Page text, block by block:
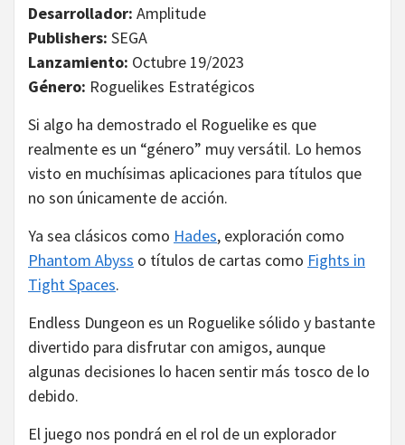
Desarrollador: Amplitude
Publishers: SEGA
Lanzamiento: Octubre 19/2023
Género: Roguelikes Estratégicos
Si algo ha demostrado el Roguelike es que
realmente es un “género” muy versátil. Lo hemos
visto en muchísimas aplicaciones para títulos que
no son únicamente de acción.
Ya sea clásicos como Hades, exploración como
Phantom Abyss o títulos de cartas como Fights in
Tight Spaces.
Endless Dungeon es un Roguelike sólido y bastante
divertido para disfrutar con amigos, aunque
algunas decisiones lo hacen sentir más tosco de lo
debido.
El juego nos pondrá en el rol de un explorador